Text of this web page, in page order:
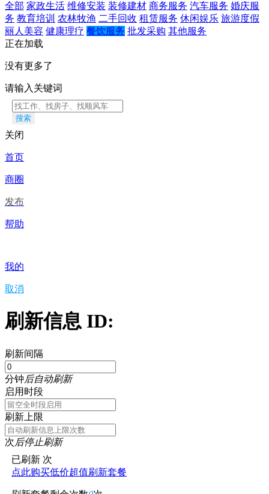
全部 家政生活 维修安装 装修建材 商务服务 汽车服务 婚庆服
务 教育培训 农林牧渔 二手回收 租赁服务 休闲娱乐 旅游度假
丽人美容 健康理疗 餐饮服务 批发采购 其他服务
正在加载
没有更多了
请输入关键词
搜索
关闭
首页
商圈
发布
帮助
我的
取消
刷新信息 ID:
刷新间隔
分钟后自动刷新
启用时段
刷新上限
次后停止刷新
已刷新 次
点此购买低价超值刷新套餐